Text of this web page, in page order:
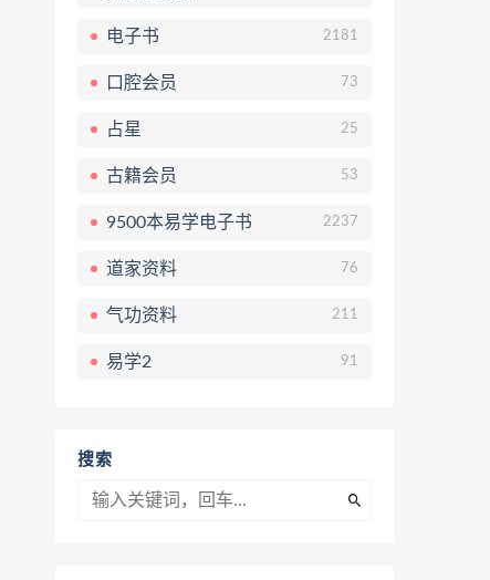
电子书 2181
口腔会员 73
占星 25
古籍会员 53
9500本易学电子书 2237
道家资料 76
气功资料 211
易学2 91
搜索